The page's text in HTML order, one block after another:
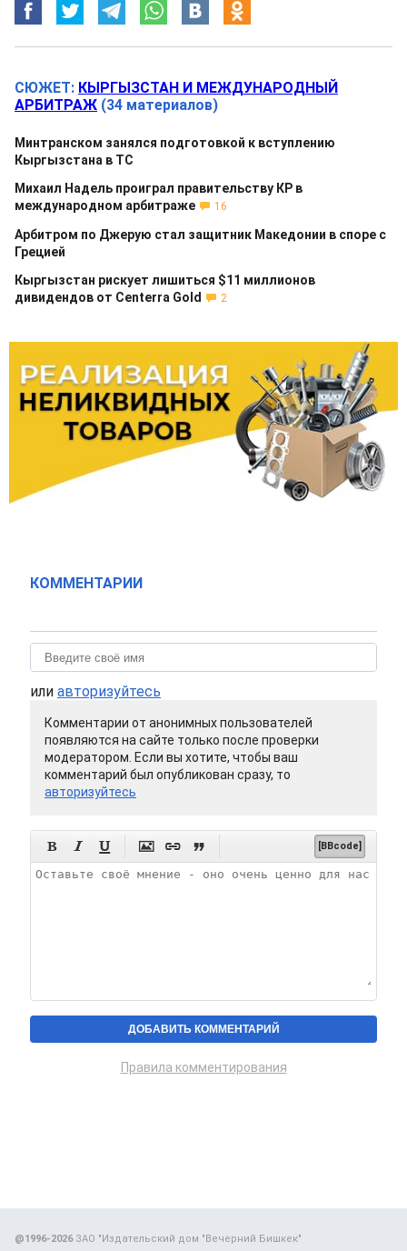
СЮЖЕТ: КЫРГЫЗСТАН И МЕЖДУНАРОДНЫЙ
АРБИТРАЖ (34 материалов)
Минтранском занялся подготовкой к вступлению
Кыргызстана в ТС
Михаил Надель проиграл правительству КР в
международном арбитраже
16
Арбитром по Джерую стал защитник Македонии в споре с
Грецией
Кыргызстан рискует лишиться $11 миллионов
дивидендов от Centerra Gold
2
КОММЕНТАРИИ
или авторизуйтесь
Комментарии от анонимных пользователей
появляются на сайте только после проверки
модератором. Если вы хотите, чтобы ваш
комментарий был опубликован сразу, то
авторизуйтесь
      [BBcode]
Правила комментирования
@1996-2026ЗАО "Издательский дом "Вечерний Бишкек"